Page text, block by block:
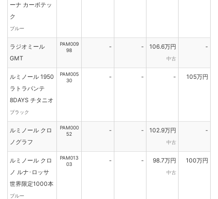
ーナ カーボテッ
ク
ブルー
ラジオミール
GMT
PAM009
98
- - 106.6万円
中古
-
ルミノール 1950
ラトラパンテ
8DAYS チタニオ
ブラック
PAM005
30
- - - 105万円
ルミノール クロ
ノグラフ
PAM000
52
- - 102.9万円
中古
-
ルミノール クロ
ノ ルナ･ロッサ
世界限定1000本
ブルー
PAM013
03
- - 98.7万円
中古
100万円